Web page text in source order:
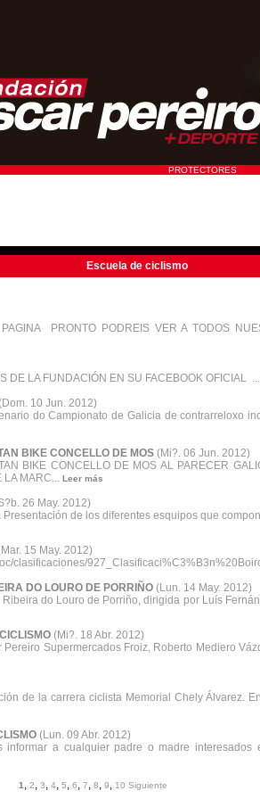
PROTECTORES
Escuela de ciclismo
PRONTO PODREIS VER A TODOS
DE LA FUNDACIÓN EN SU FACEBOOK OFICIAL ...
10 Jun. 2012)
do Campionato de Galicia de contrarreloxo
BIKE CONCELLO DE MOS (Mi?. 06 Jun. 2012)
BIKE CONCELLO DE MOS AL PARECER
LA MARC... Leer más
26 May. 2012)
de los diferentes esquipos que
15 May. 2012)
clasificaciones/
DO LOURO DE PORRIÑO (Lun. 14 May. 2012)
do Louro de Porriño, dirigida por Luís
(Mi?. 18 Abr. 2012)
Supermercados Froiz, Roberto Mediero
de la carrera ciclista Memorial Chely Álvarez.
(Lun. 09 Abr. 2012)
informar a cualquier padre o madre
1 , 2, 3, 4, 5, 6, 7, 8, 9, 10 Siguiente